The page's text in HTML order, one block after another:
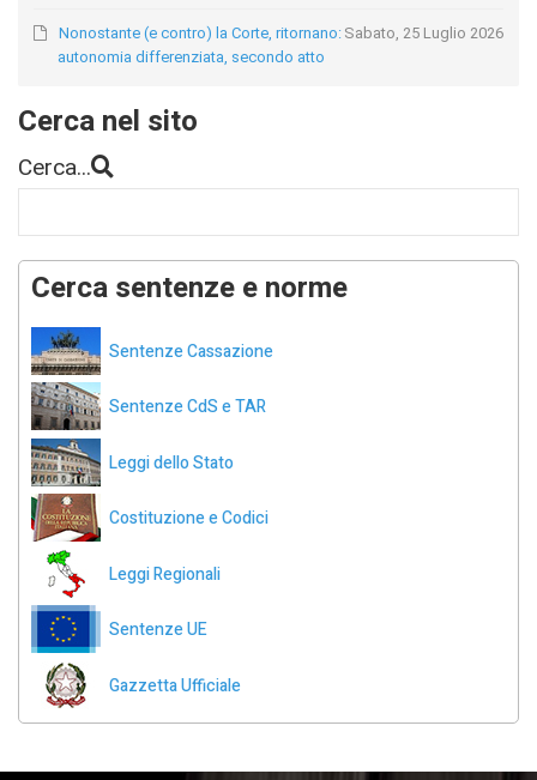
Sabato, 25 Luglio 2026
Nonostante (e contro) la Corte, ritornano:
autonomia differenziata, secondo atto
Cerca nel sito
Cerca...
Cerca sentenze e norme
Sentenze Cassazione
Sentenze CdS e TAR
Leggi dello Stato
Costituzione e Codici
Leggi Regionali
Sentenze UE
Gazzetta Ufficiale